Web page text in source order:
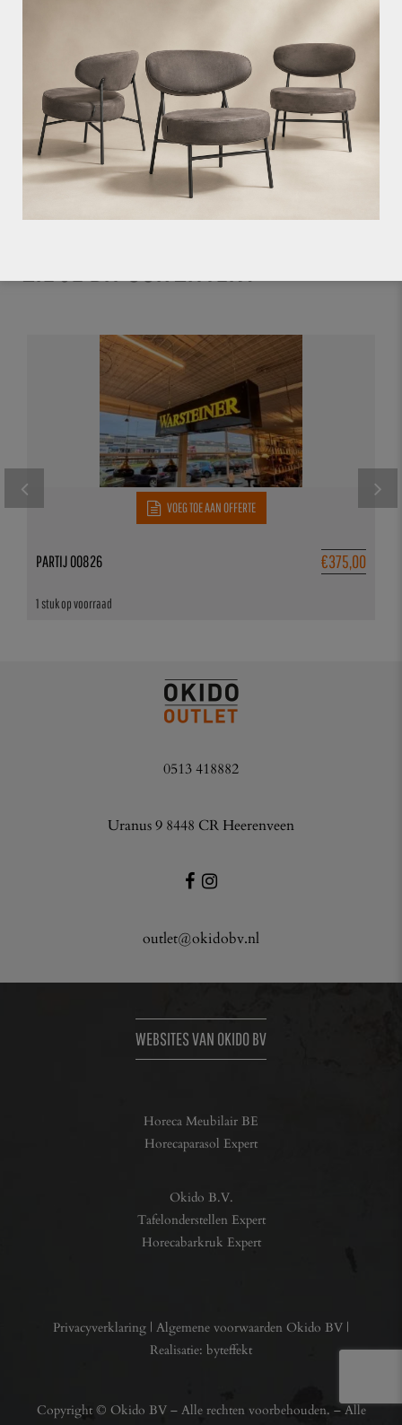
Stoere hocker Dex wit in industriële
stijl.
Voorraadartikel
VOEG TOE AAN OFFERTE
€375,00
1 stuk op voorraad
PARTIJ 00826
0513 418882
Uranus 9 8448 CR Heerenveen
outlet@okidobv.nl
WEBSITES VAN OKIDO BV
Horeca Meubilair BE
Horecaparasol Expert
Okido B.V.
Tafelonderstellen Expert
Horecabarkruk Expert
Privacyverklaring | Algemene voorwaarden Okido BV |
Realisatie: byteffekt
Copyright © Okido BV – Alle rechten voorbehouden. – Alle